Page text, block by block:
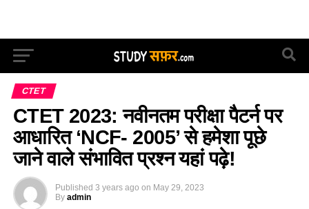
CTET
CTET 2023: नवीनतम परीक्षा पैटर्न पर
आधारित ‘NCF- 2005’ से हमेशा पूछे
जाने वाले संभावित प्रश्न यहां पढ़े!
Published 3 years ago on May 29, 2023
By admin